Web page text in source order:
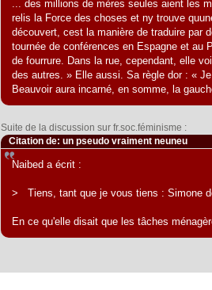
... des millions de mères seules aient les
relis la Force des choses et ny trouve
découvert, cest la manière de traduire par
tournée de conférences en Espagne et au
de fourrure. Dans la rue, cependant, elle
des autres. » Elle aussi. Sa règle dor : «
Beauvoir aura incarné, en somme, la
Suite de la discussion sur fr.soc.féminisme :
Citation de: un pseudo vraiment neuneu
Naibed a écrit :
> Tiens, tant que je vous tiens : Simone
En ce qu'elle disait que les tâches